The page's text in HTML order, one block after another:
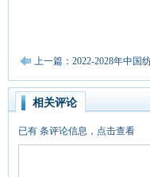
上一篇：2022-2028年中国
相关评论
已有 条评论信息，点击查看